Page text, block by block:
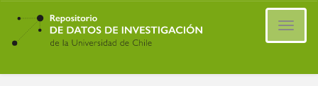
Ir
contenido
principal